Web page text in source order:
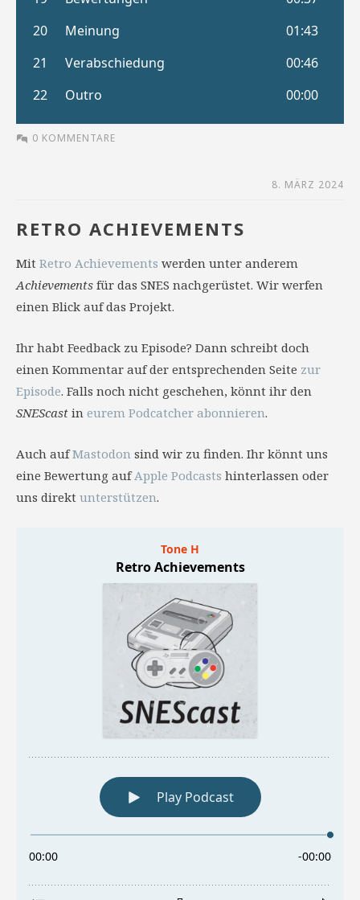
0 KOMMENTARE
8. MÄRZ 2024
RETRO ACHIEVEMENTS
Mit Retro Achievements werden unter anderem
Achievements für das SNES nachgerüstet. Wir werfen
einen Blick auf das Projekt.
Ihr habt Feedback zu Episode? Dann schreibt doch
einen Kommentar auf der entsprechenden Seite zur
Episode. Falls noch nicht geschehen, könnt ihr den
SNEScast in eurem Podcatcher abonnieren.
Auch aufMastodon sind wir zu finden. Ihr könnt uns
eine Bewertung aufApple Podcasts hinterlassen oder
uns direkt unterstützen.